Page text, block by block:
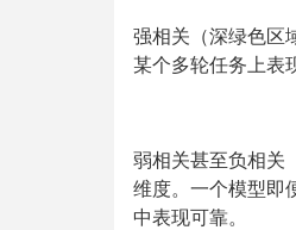
强相关（深绿色区
某个多轮任务上表
弱相关甚至负相关
维度。一个模型即
中表现可靠。